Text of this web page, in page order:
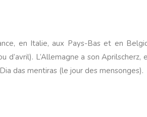
en Italie, aux Pays-Bas et en
L’Allemagne a son
das mentiras (le jour des mensonges).